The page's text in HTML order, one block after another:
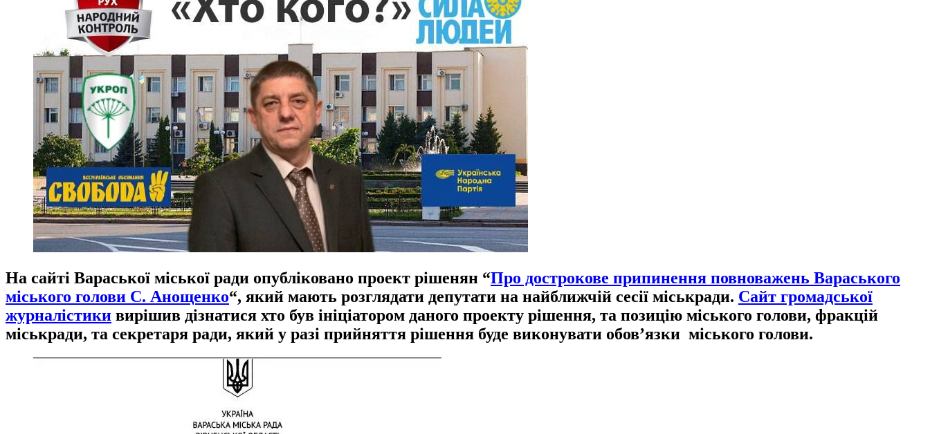
На сайті Вараської міської ради опубліковано проект рішенян “Про дострокове припинення повноважень Вараського
міського голови С. Анощенко“, який мають розглядати депутати на найближчій сесії міськради. Сайт громадської
журналістики вирішив дізнатися хто був ініціатором даного проекту рішення, та позицію міського голови, фракцій
міськради, та секретаря ради, який у разі прийняття рішення буде виконувати обов’язки міського голови.